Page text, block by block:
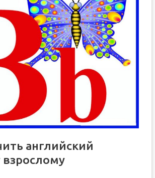
английский